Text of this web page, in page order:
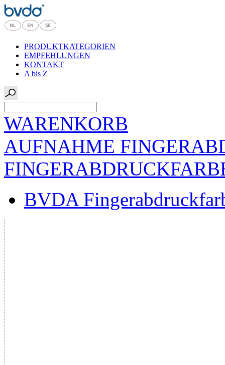
PRODUKTKATEGORIEN
EMPFEHLUNGEN
KONTAKT
A bis Z
WARENKORB
AUFNAHME
BVDA